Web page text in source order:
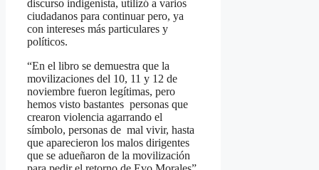
discurso indigenista, utilizó a varios
ciudadanos para continuar pero, ya
con intereses más particulares y
políticos.
“En el libro se demuestra que la
movilizaciones del 10, 11 y 12 de
noviembre fueron legítimas, pero
hemos visto bastantes personas que
crearon violencia agarrando el
símbolo, personas de mal vivir, hasta
que aparecieron los malos dirigentes
que se adueñaron de la movilización